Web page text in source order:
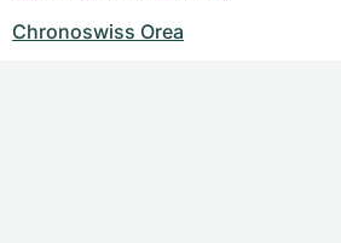
Chronoswiss Orea